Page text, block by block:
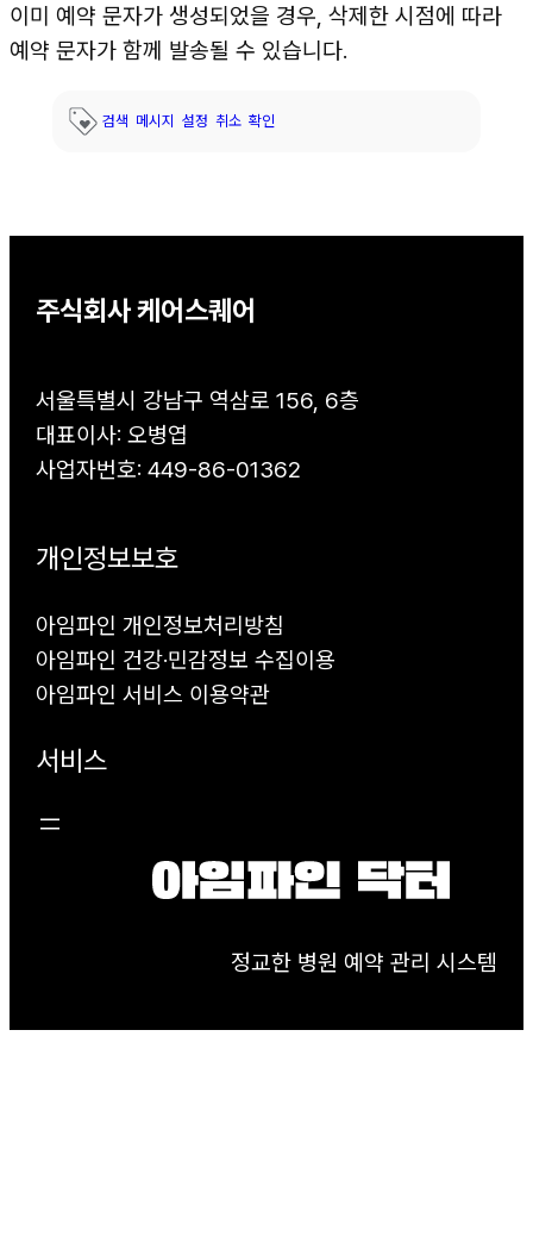
이미 예약 문자가 생성되었을 경우, 삭제한 시점에 따라
예약 문자가 함께 발송될 수 있습니다.
검색 메시지 설정 취소 확인
주식회사 케어스퀘어
서울특별시 강남구 역삼로 156, 6층
대표이사: 오병엽
사업자번호: 449-86-01362
개인정보보호
아임파인 개인정보처리방침
아임파인 건강·민감정보 수집이용
아임파인 서비스 이용약관
서비스
정교한 병원 예약 관리 시스템